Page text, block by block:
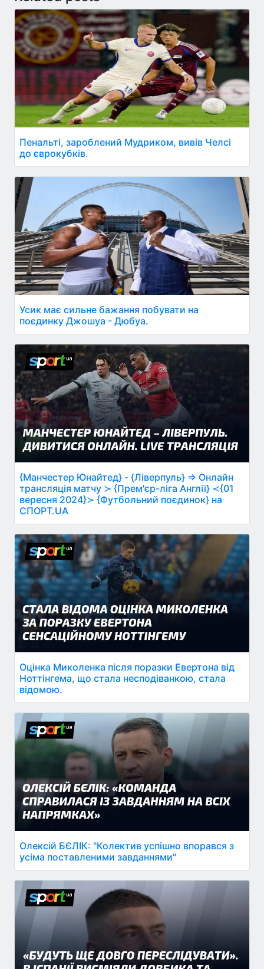
Пенальті, зароблений Мудриком, вивів Челсі
до єврокубків.
Усик має сильне бажання побувати на
поєдинку Джошуа - Дюбуа.
{Манчестер Юнайтед} - {Ліверпуль} ⇒ Онлайн
трансляція матчу ≻ {Прем'єр-ліга Англії} ≺{01
вересня 2024}≻ {Футбольний поєдинок} на
СПОРТ.UA
Оцінка Миколенка після поразки Евертона від
Ноттінгема, що стала несподіванкою, стала
відомою.
Олексій БЄЛІК: "Колектив успішно впорався з
усіма поставленими завданнями"